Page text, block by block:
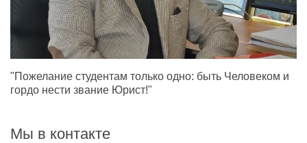
"Пожелание студентам только одно: быть Человеком и
гордо нести звание Юрист!"
Мы в контакте